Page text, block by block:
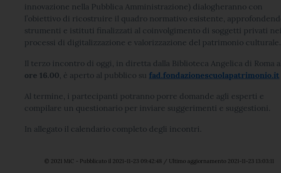
innovazione nella Pubblica Amministrazione) dialogheranno con
l’obiettivo di ricostruire il quadro normativo esistente,
strumenti e istituti finalizzati al coinvolgimento di soggetti privati nei
processi di digitalizzazione e valorizzazione del patrimonio culturale.
Il terzo incontro di oggi, in diretta dalla Biblioteca Angelica di Roma
ore 16.00 , è aperto al pubblico su fad.fondazionescuolapatrimonio.it
Al termine, i partecipanti potranno porre domande agli esperti e
compilare un questionario per inviare suggerimenti e suggestioni.
In allegato il calendario completo degli incontri.
© 2021 MiC - Pubblicato il 2021-11-23 09:42:48 / Ultimo aggiornamento 2021-11-23 13:03:11